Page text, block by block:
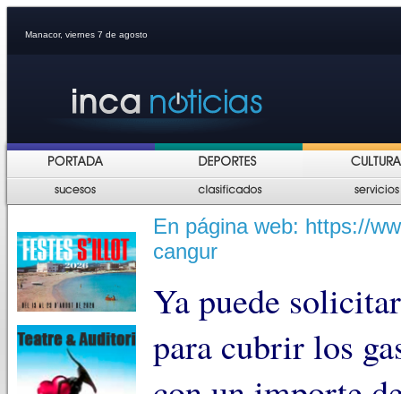
Manacor, viernes 7 de agosto
En página web: https://
cangur
Ya puede
para cubrir los